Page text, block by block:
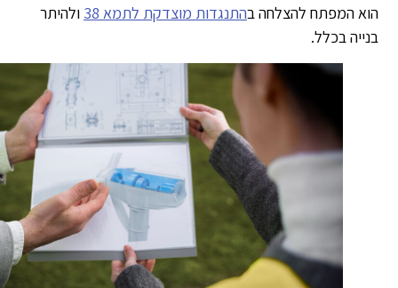
המפתח להצלחה בהתנגדות מוצדקת לתמא 38
ולהיתר
בכלל.